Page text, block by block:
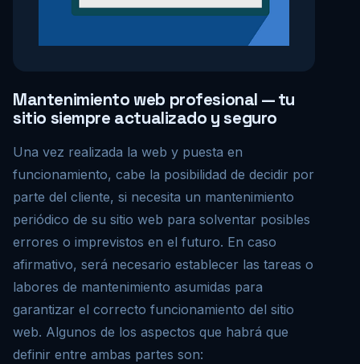
Mantenimiento web profesional — tu
sitio siempre actualizado y seguro
Una vez realizada la web y puesta en
funcionamiento, cabe la posibilidad de decidir por
parte del cliente, si necesita un mantenimiento
periódico de su sitio web para solventar posibles
errores o imprevistos en el futuro. En caso
afirmativo, será necesario establecer las tareas o
labores de mantenimiento asumidas para
garantizar el correcto funcionamiento del sitio
web. Algunos de los aspectos que habrá que
definir entre ambas partes son: